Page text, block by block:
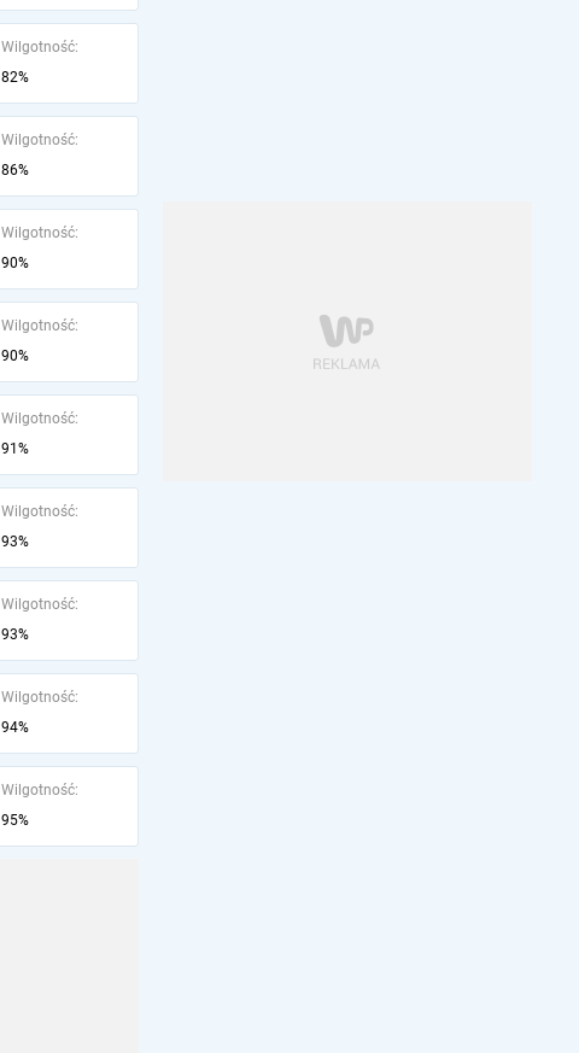
Wilgotność:
82%
Wilgotność:
86%
Wilgotność:
90%
Wilgotność:
90%
Wilgotność:
91%
Wilgotność:
93%
Wilgotność:
93%
Wilgotność:
94%
Wilgotność:
95%